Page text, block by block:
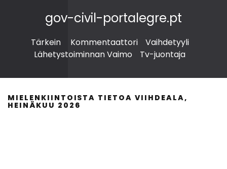
gov-civil-portalegre.pt
Tärkein Kommentaattori
Vaihdetyyli
Lähetystoiminnan Vaimo
Tv-juontaja
MIELENKIINTOISTA TIETOA VIIHDEALA,
HEINÄKUU 2026